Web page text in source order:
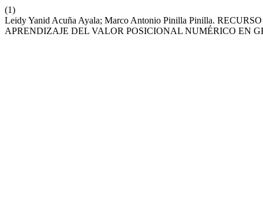
(1)
Leidy Yanid Acuña Ayala; Marco Antonio Pinilla Pinilla.
APRENDIZAJE DEL VALOR POSICIONAL NUMÉRICO EN